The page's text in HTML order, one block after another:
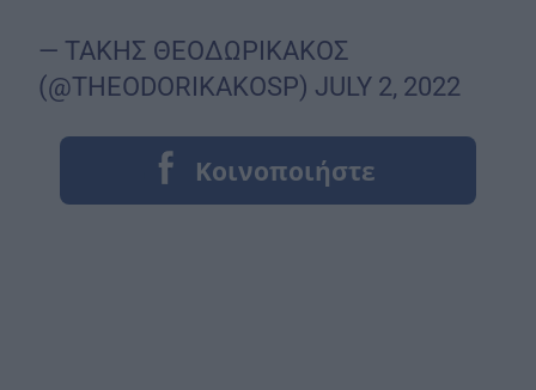
— ΤΑΚΗΣ ΘΕΟΔΩΡΙΚΑΚΟΣ
(@THEODORIKAKOSP) JULY 2, 2022